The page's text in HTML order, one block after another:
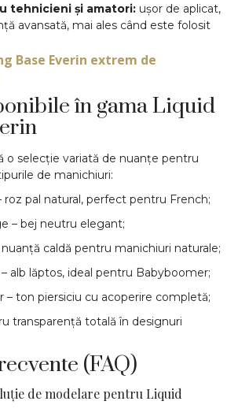
tehnicieni și amatori: ușor de aplicat,
avansată, mai ales când este folosit
Base Everin extrem de
în gama Liquid
o selecție variată de nuanțe pentru
de manichiuri:
roz pal natural, perfect pentru French;
– bej neutru elegant;
caldă pentru manichiuri naturale;
alb lăptos, ideal pentru Babyboomer;
– ton piersiciu cu acoperire completă;
transparență totală în designuri
(FAQ)
de modelare pentru Liquid